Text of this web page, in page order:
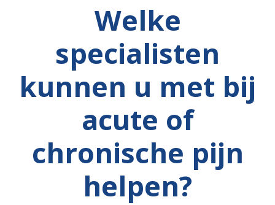
Welke
specialisten
kunnen u met bij
acute of
chronische pijn
helpen?